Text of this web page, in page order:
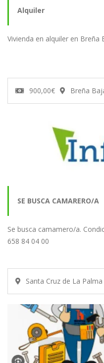
Alquiler
Vivienda en alquiler en Breña
900,00€ Breña
SE BUSCA CAMARERO/A
Se busca camamero/a.
658 84 04 00
Santa Cruz de La Palma